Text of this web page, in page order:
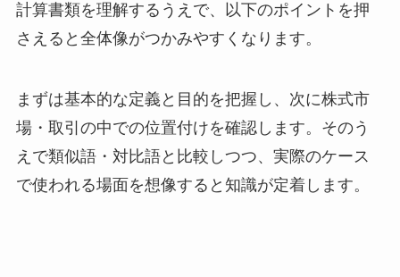
計算書類を理解するうえで、以下のポイントを押
さえると全体像がつかみやすくなります。
まずは基本的な定義と目的を把握し、次に株式市
場・取引の中での位置付けを確認します。そのう
えで類似語・対比語と比較しつつ、実際のケース
で使われる場面を想像すると知識が定着します。